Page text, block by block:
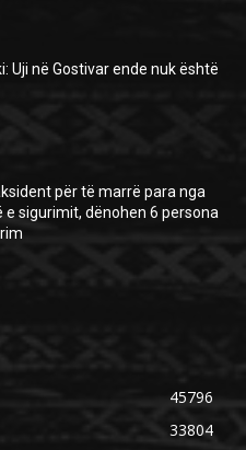
Uji në Gostivar ende nuk është
për të marrë para nga
e sigurimit, dënohen 6 persona
45796
33804